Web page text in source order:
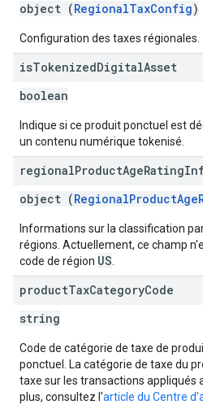
object (RegionalTaxConfig)
Configuration des taxes régionales.
isTokenizedDigitalAsset
boolean
Indique si ce produit ponctuel est
un contenu numérique tokenisé.
regionalProductAgeRating
object (
Informations sur la classification
régions. Actuellement, ce champ
code de région US
productTaxCategoryCode
string
Code de catégorie de taxe de
ponctuel. La catégorie de taxe du
taxe sur les transactions appliqués
plus, consultez l'article du Centre